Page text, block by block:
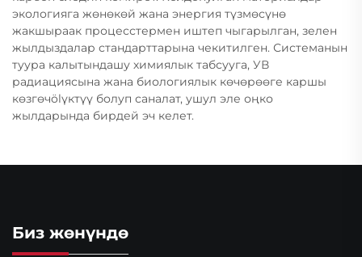
экологияга жөнөкөй жана энергия түзмөсүнө
жакшыраак процесстермен иштеп чыгарылган, зелен
жылдыздалар стандарттарына чекитилген. Системанын
туура калытындашу химиялык табсууга, УВ
радиациясына жана биологиялык көчөрөөге каршы
көзгөчölүктүү болуп саналат, ушул эле оңко
жылдарында бирдей эч келет.
Биз жөнүндө